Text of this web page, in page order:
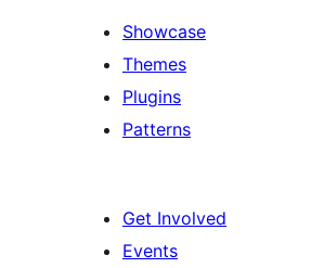
Showcase
Themes
Plugins
Patterns
Get Involved
Events